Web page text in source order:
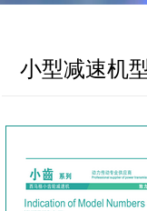
小型减速机